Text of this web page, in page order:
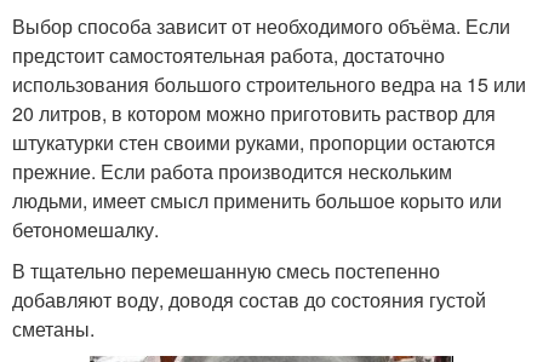
Выбор способа зависит от необходимого объёма. Если
предстоит самостоятельная работа, достаточно
использования большого строительного ведра на 15 или
20 литров, в котором можно приготовить раствор для
штукатурки стен своими руками, пропорции остаются
прежние. Если работа производится нескольким
людьми, имеет смысл применить большое корыто или
бетономешалку.
В тщательно перемешанную смесь постепенно
добавляют воду, доводя состав до состояния густой
сметаны.